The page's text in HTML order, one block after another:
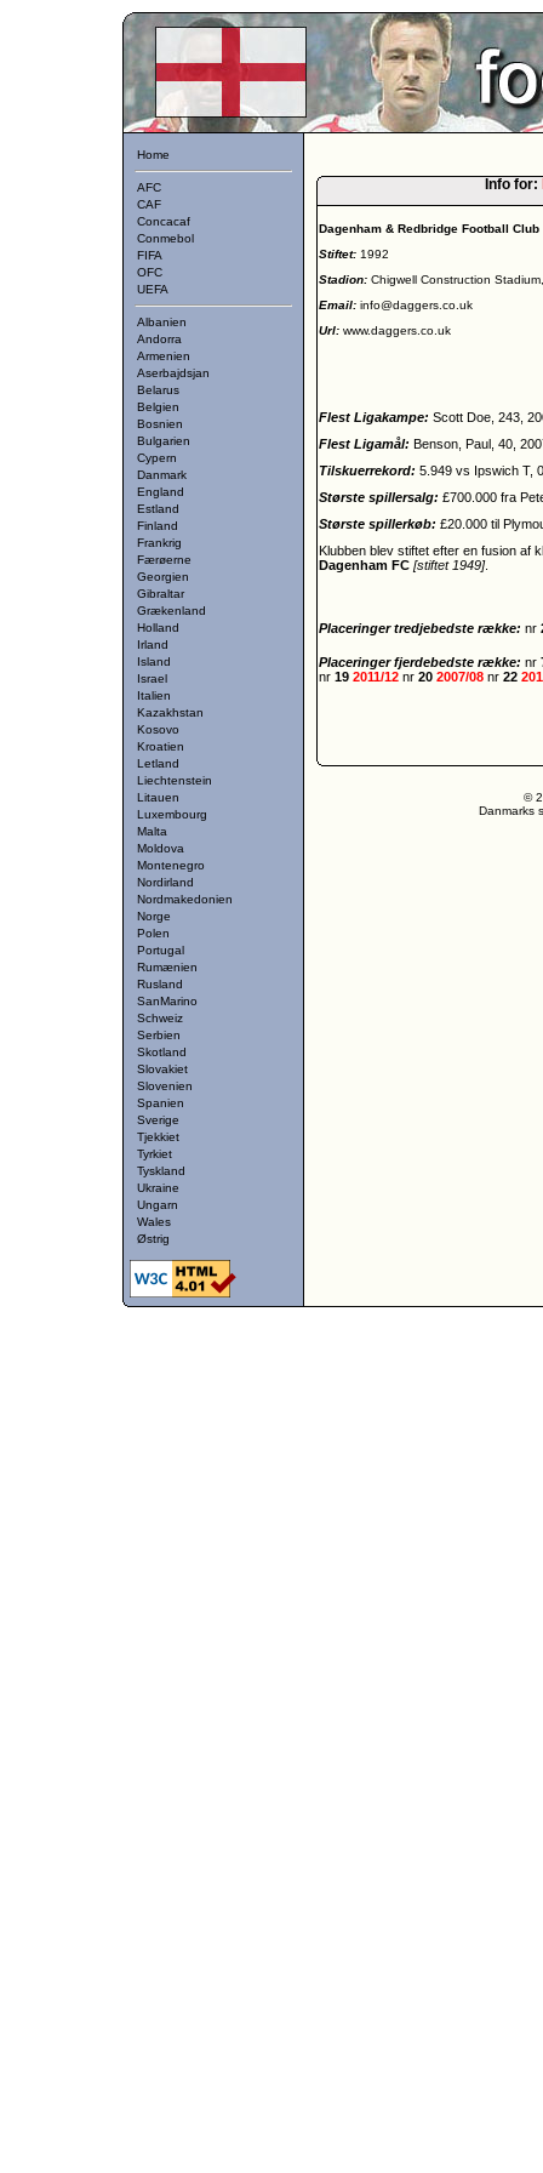
Home
AFC
CAF
Concacaf
Conmebol
FIFA
OFC
UEFA
Albanien
Andorra
Armenien
Aserbajdsjan
Belarus
Belgien
Bosnien
Bulgarien
Cypern
Danmark
England
Estland
Finland
Frankrig
Færøerne
Georgien
Gibraltar
Grækenland
Holland
Irland
Island
Israel
Italien
Kazakhstan
Kosovo
Kroatien
Letland
Liechtenstein
Litauen
Luxembourg
Malta
Moldova
Montenegro
Nordirland
Nordmakedonien
Norge
Polen
Portugal
Rumænien
Rusland
SanMarino
Schweiz
Serbien
Skotland
Slovakiet
Slovenien
Spanien
Sverige
Tjekkiet
Tyrkiet
Tyskland
Ukraine
Ungarn
Wales
Østrig
Info for:
Dagenham & Redbridge Football Club
Stiftet: 1992
Stadion: Chigwell Construction
Email: info@daggers.co.uk
Url: www.daggers.co.uk
Flest Ligakampe: Scott Doe, 243,
Flest Ligamål: Benson, Paul, 40,
Tilskuerrekord: 5.949 vs Ipswich T,
Største spillersalg: £700.000 fra
Største spillerkøb: £20.000 til
Klubben blev stiftet efter en fusion af
Dagenham FC [stiftet 1949].
Placeringer tredjebedste række: nr
Placeringer fjerdebedste række: nr
nr 19 2011/12 nr 20 2007/08 nr 22
©
Danmarks